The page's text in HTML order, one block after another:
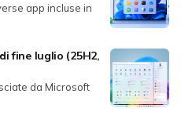
app incluse in
fine luglio (25H2,
da Microsoft